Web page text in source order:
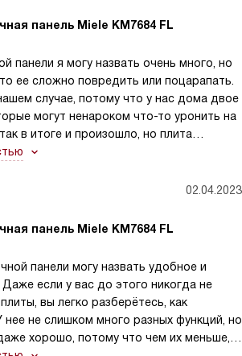
панель Miele KM7684 FL
панели я могу назвать очень много, но
ее сложно повредить или поцарапать.
случае, потому что у нас дома двое
могут ненароком что-то уронить на
в итоге и произошло, но плита
не осталось). Еще хочу сказать,
отмывается, быстро остывает после
кучу полезных режимов. Например,
конфорки в две, чтобы готовить
Мне нравится функция, которая
завтрака, что не может не
все готовится намного быстрее.
о том, что забудешь выключить
на работу, потому что у этой панели
из-за которой она со временем
удобно, по-моему.
02.04.2023
панель Miele KM7684 FL
панели могу назвать удобное и
если у вас до этого никогда не
вы легко разберётесь, как
нее не слишком много разных функций, но
хорошо, потому что чем их меньше,